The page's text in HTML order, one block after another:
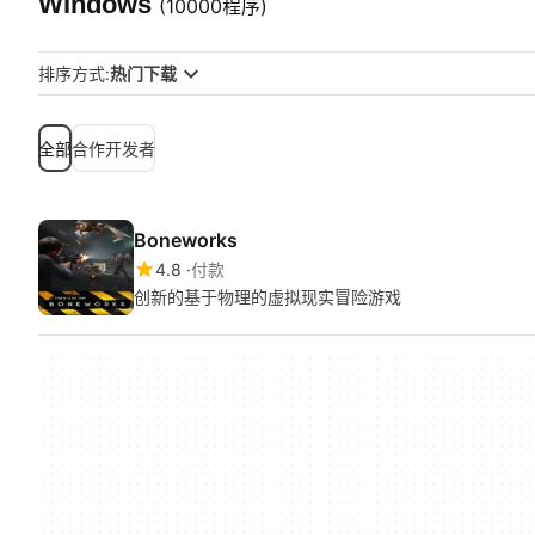
(10000程序)
排序方式:热门下载
全部合作开发者
Boneworks
4.8 付款
创新的基于物理的虚拟现实冒险游戏